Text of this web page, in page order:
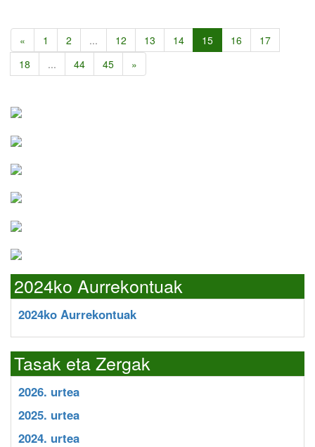
« 1 2 ... 12 13 14 15 16
17
18
... 44 45 »
2024ko Aurrekontuak
2024ko Aurrekontuak
Tasak eta Zergak
2026. urtea
2025. urtea
2024. urtea